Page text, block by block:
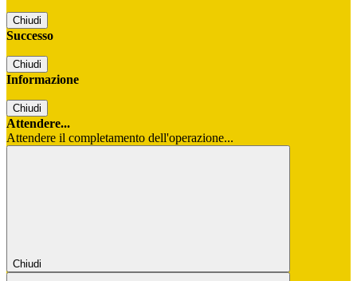
Chiudi
Successo
Chiudi
Informazione
Chiudi
Attendere...
Attendere il completamento dell'operazione...
Chiudi